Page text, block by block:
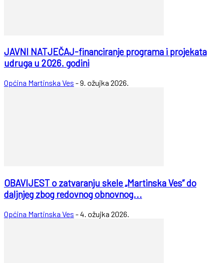
JAVNI NATJEČAJ-financiranje programa i projekata
udruga u 2026. godini
Općina Martinska Ves -9. ožujka 2026.
OBAVIJEST o zatvaranju skele „Martinska Ves“ do
daljnjeg zbog redovnog obnovnog...
Općina Martinska Ves -4. ožujka 2026.